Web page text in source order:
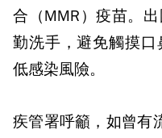
合（MMR）疫苗。
勤洗手，避免觸摸
低感染風險。
疾管署呼籲，如曾有